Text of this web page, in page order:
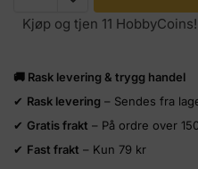
Kjøp og tjen 11 HobbyCoins!
🚚 Rask levering & trygg handel
✔ Rask levering – Sendes fra
✔ Gratis frakt – På ordre over
✔ Fast frakt – Kun 79 kr